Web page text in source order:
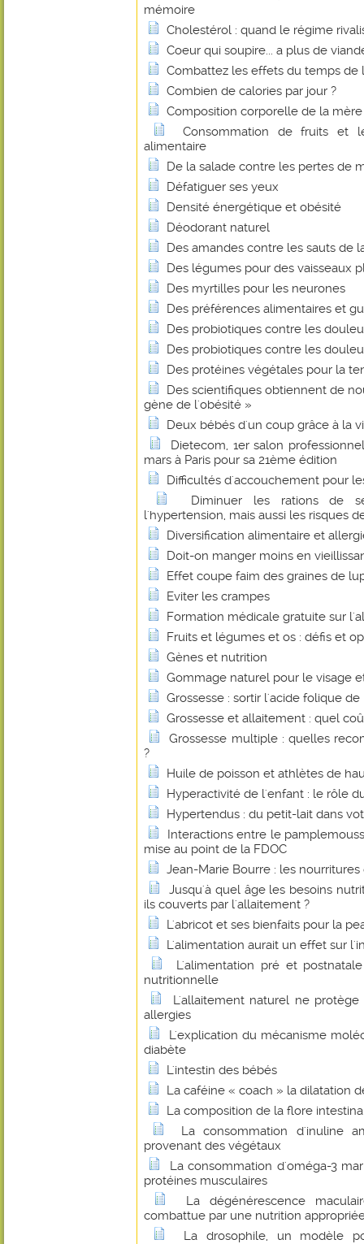
mémoire
Cholestérol : quand le régime
Coeur qui soupire... a plus de
Combattez les effets du temps de
Combien de calories par jour ?
Composition corporelle de la
Consommation de fruits et
alimentaire
De la salade contre les pertes de
Défatiguer ses yeux
Densité énergétique et obésité
Déodorant naturel
Des amandes contre les sauts de
Des légumes pour des vaisseaux
Des myrtilles pour les neurones
Des préférences alimentaires et
Des probiotiques contre les
Des probiotiques contre les
Des protéines végétales pour la
Des scientifiques obtiennent de
gène de l'obésité »
Deux bébés d'un coup grâce à la
Dietecom, 1er salon
mars à Paris pour sa 21ème édition
Difficultés d'accouchement pour
Diminuer les rations de
l'hypertension, mais aussi les risques
Diversification alimentaire et
Doit-on manger moins en
Effet coupe faim des graines de
Eviter les crampes
Formation médicale gratuite sur
Fruits et légumes et os : défis et
Gènes et nutrition
Gommage naturel pour le visage
Grossesse : sortir l'acide folique
Grossesse et allaitement : quel
Grossesse multiple : quelles
?
Huile de poisson et athlètes de
Hyperactivité de l'enfant : le rôle
Hypertendus : du petit-lait dans
Interactions entre le
mise au point de la FDOC
Jean-Marie Bourre : les
Jusqu'à quel âge les besoins
ils couverts par l'allaitement ?
L'abricot et ses bienfaits pour la
L'alimentation aurait un effet sur
L'alimentation pré et
nutritionnelle
L'allaitement naturel ne
allergies
L'explication du mécanisme
diabète
L'intestin des bébés
La caféine « coach » la dilatation
La composition de la flore
La consommation d'inuline
provenant des végétaux
La consommation d'oméga-3
protéines musculaires
La dégénérescence
combattue par une nutrition
La drosophile, un modèle